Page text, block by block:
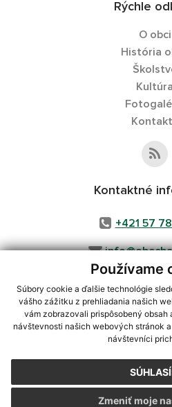
Používame
Súbory cookie a ďalšie technológie
vášho zážitku z prehliadania našich
vám zobrazovali prispôsobený obsah
návštevnosti našich webových stránok
návštevníci
Zmeniť moje
Rýchle
O obci
História
Kultúra
Kontaktné
+421 57
využite možnosť získavania
CMS systém (redakčný) systém
webex.digital, s.r.o.,
Posledná